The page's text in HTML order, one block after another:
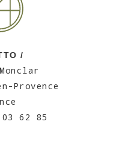
/
Provence
62 85